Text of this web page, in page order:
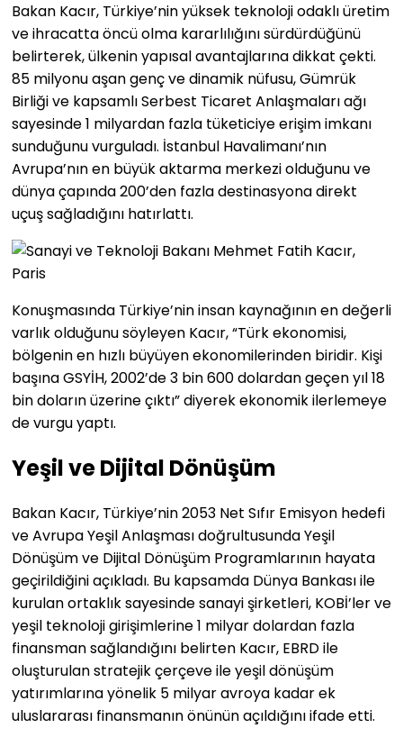
Bakan Kacır, Türkiye’nin yüksek teknoloji odaklı üretim
ve ihracatta öncü olma kararlılığını sürdürdüğünü
belirterek, ülkenin yapısal avantajlarına dikkat çekti.
85 milyonu aşan genç ve dinamik nüfusu, Gümrük
Birliği ve kapsamlı Serbest Ticaret Anlaşmaları ağı
sayesinde 1 milyardan fazla tüketiciye erişim imkanı
sunduğunu vurguladı. İstanbul Havalimanı’nın
Avrupa’nın en büyük aktarma merkezi olduğunu ve
dünya çapında 200’den fazla destinasyona direkt
uçuş sağladığını hatırlattı.
Konuşmasında Türkiye’nin insan kaynağının en değerli
varlık olduğunu söyleyen Kacır, “Türk ekonomisi,
bölgenin en hızlı büyüyen ekonomilerinden biridir. Kişi
başına GSYİH, 2002’de 3 bin 600 dolardan geçen yıl 18
bin doların üzerine çıktı” diyerek ekonomik ilerlemeye
de vurgu yaptı.
Yeşil ve Dijital Dönüşüm
Bakan Kacır, Türkiye’nin 2053 Net Sıfır Emisyon hedefi
ve Avrupa Yeşil Anlaşması doğrultusunda Yeşil
Dönüşüm ve Dijital Dönüşüm Programlarının hayata
geçirildiğini açıkladı. Bu kapsamda Dünya Bankası ile
kurulan ortaklık sayesinde sanayi şirketleri, KOBİ’ler ve
yeşil teknoloji girişimlerine 1 milyar dolardan fazla
finansman sağlandığını belirten Kacır, EBRD ile
oluşturulan stratejik çerçeve ile yeşil dönüşüm
yatırımlarına yönelik 5 milyar avroya kadar ek
uluslararası finansmanın önünün açıldığını ifade etti.